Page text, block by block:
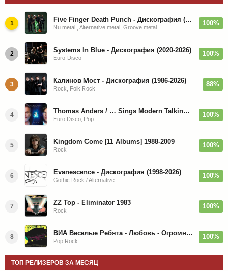
1 Five Finger Death Punch - Дискография (2008-2026)
Nu metal , Alternative metal, Groove metal
100%
2 Systems In Blue - Дискография (2020-2026)
Euro-Disco
100%
3 Калинов Мост - Дискография (1986-2026)
Rock, Folk Rock
88%
4 Thomas Anders / … Sings Modern Talking: The Best hi-res
Euro Disco, Pop
100%
5 Kingdom Come [11 Albums] 1988-2009
Rock
100%
6 Evanescence - Дискография (1998-2026)
Gothic Rock / Alternative
100%
7 ZZ Top - Eliminator 1983
Rock
100%
8 ВИА Веселые Ребята - Любовь - Огромная Страна - 1974/2026
Pop Rock
100%
ТОП РЕЛИЗЕРОВ ЗА МЕСЯЦ